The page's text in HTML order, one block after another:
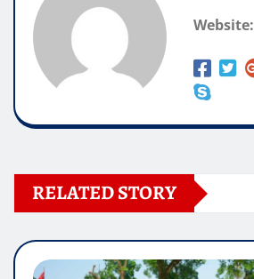
Website:
RELATED STORY